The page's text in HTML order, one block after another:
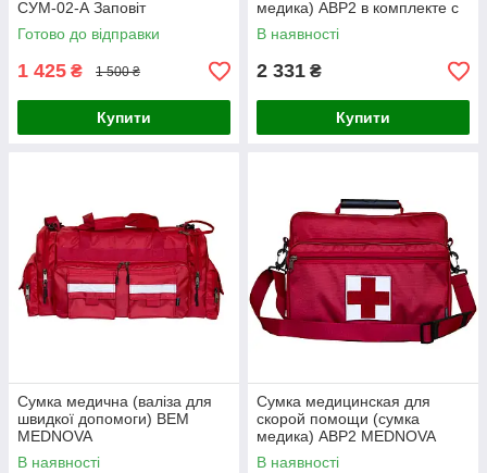
СУМ-02-А Заповіт
Готово до відправки
1 425 ₴ 1 500 ₴
Купити
медика) ABP2 в комплекте с
ампульницей
В наявності
2 331 ₴
Купити
Сумка медична (валіза для
швидкої допомоги) BEM
MEDNOVA
В наявності
Сумка медицинская для
скорой помощи (сумка
медика) ABP2 MEDNOVA
В наявності